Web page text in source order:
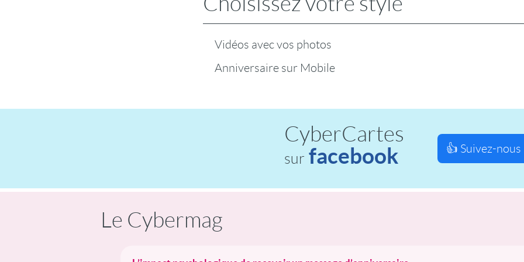
Vidéos avec vos photos
Anniversaire sur Mobile
CyberCartes
sur facebook 👍 Suivez-nous
Le Cybermag